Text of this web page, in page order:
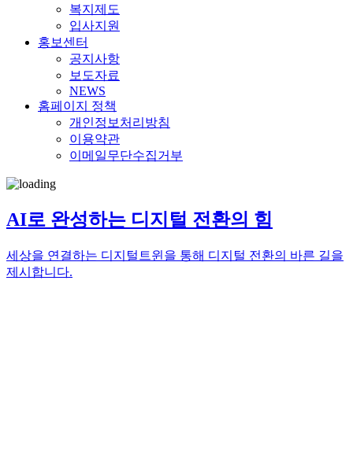
복지제도
입사지원
홍보센터
공지사항
보도자료
NEWS
홈페이지 정책
개인정보처리방침
이용약관
이메일무단수집거부
AI로 완성하는 디지털 전환의 힘
세상을 연결하는 디지털트윈을 통해 디지털 전환의 바른 길을
제시합니다.
AI로 완성하는 디지털 전환의 힘
세상을 연결하는 디지털트윈을 통해 디지털 전환의 바른 길을
제시합니다.
AI로 완성하는 디지털 전환의 힘
세상을 연결하는 디지털트윈을 통해 디지털 전환의 바른 길을
제시합니다.